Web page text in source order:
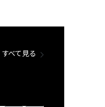
すべて見る